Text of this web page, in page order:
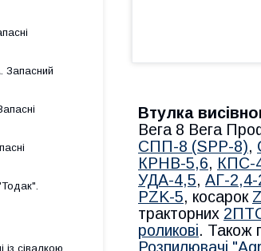
Втулка
Вега 8 Вега
СПП-8 (SPP-8),
КРНВ-5,6, КПС-
УДА-4,5, АГ-2,4-
PZK-5, косарок
тракторних
роликові. Також
Розпилювачі
Запасний
із сівалкою